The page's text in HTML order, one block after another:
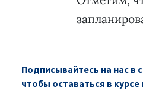
Подписывайтесь на нас в
чтобы оставаться в